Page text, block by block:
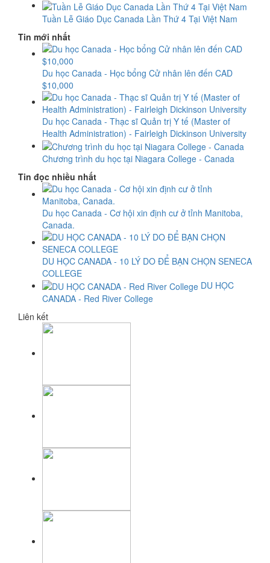
Tuần Lễ Giáo Dục Canada Lần Thứ 4 Tại Việt Nam
Tin mới nhất
Du học Canada - Học bổng Cử nhân lên đến CAD
$10,000
Du học Canada - Thạc sĩ Quản trị Y tế (Master of
Health Administration) - Fairleigh Dickinson University
Chương trình du học tại Niagara College - Canada
Tin đọc nhiều nhất
Du học Canada - Cơ hội xin định cư ở tỉnh Manitoba,
Canada.
DU HỌC CANADA - 10 LÝ DO ĐỂ BẠN CHỌN SENECA
COLLEGE
DU HỌC
CANADA - Red River College
Liên kết